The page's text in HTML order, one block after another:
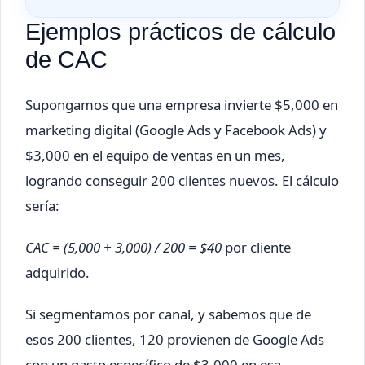
Ejemplos prácticos de cálculo
de CAC
Supongamos que una empresa invierte $5,000 en
marketing digital (Google Ads y Facebook Ads) y
$3,000 en el equipo de ventas en un mes,
logrando conseguir 200 clientes nuevos. El cálculo
sería:
CAC = (5,000 + 3,000) / 200 = $40 por cliente
adquirido.
Si segmentamos por canal, y sabemos que de
esos 200 clientes, 120 provienen de Google Ads